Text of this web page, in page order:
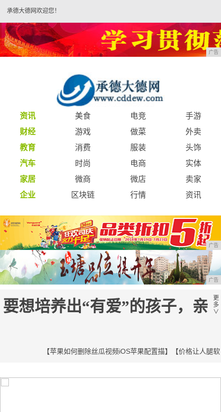
承德大德网欢迎您！
广告
资讯 美食 电竞
手游
财经
游戏 做菜
外卖
教育
消费 服装
头饰
汽车
时尚 电商
实体
家居
微商 微店
卖家
企业
区块链 行情 资讯
广告
广告
更
多
∨
要想培养出“有爱”的孩子，亲
【苹果如何删除丝瓜视频iOS苹果配置描】 【价格让人腿